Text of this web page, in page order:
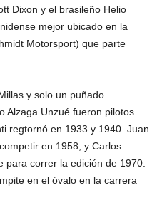
Dixon y el brasileño Helio
mejor ubicado en la
Motorsport) que parte
y solo un puñado
Alzaga Unzué fueron pilotos
regtornó en 1933 y 1940. Juan
en 1958, y Carlos
para correr la edición de 1970.
en el óvalo en la carrera